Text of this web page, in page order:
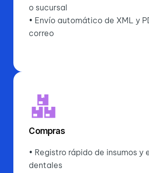
o sucursal
• Envío automático de XML y
correo
Compras
• Registro rápido de insumos y
dentales